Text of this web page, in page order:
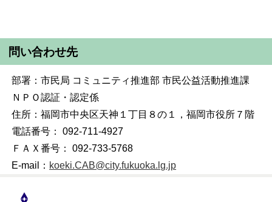
問い合わせ先
部署：市民局 コミュニティ推進部 市民公益活動推進課
ＮＰＯ認証・認定係
住所：福岡市中央区天神１丁目８の１，福岡市役所７階
電話番号： 092-711-4927
ＦＡＸ番号： 092-733-5768
E-mail： koeki.CAB@city.fukuoka.lg.jp